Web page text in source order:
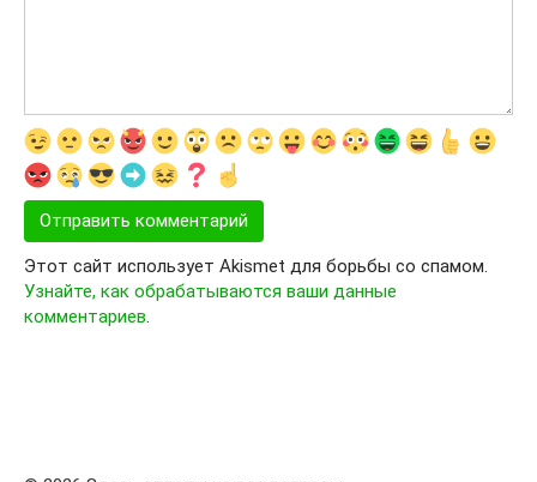
Этот сайт использует Akismet для борьбы со спамом.
Узнайте, как обрабатываются ваши данные
комментариев.